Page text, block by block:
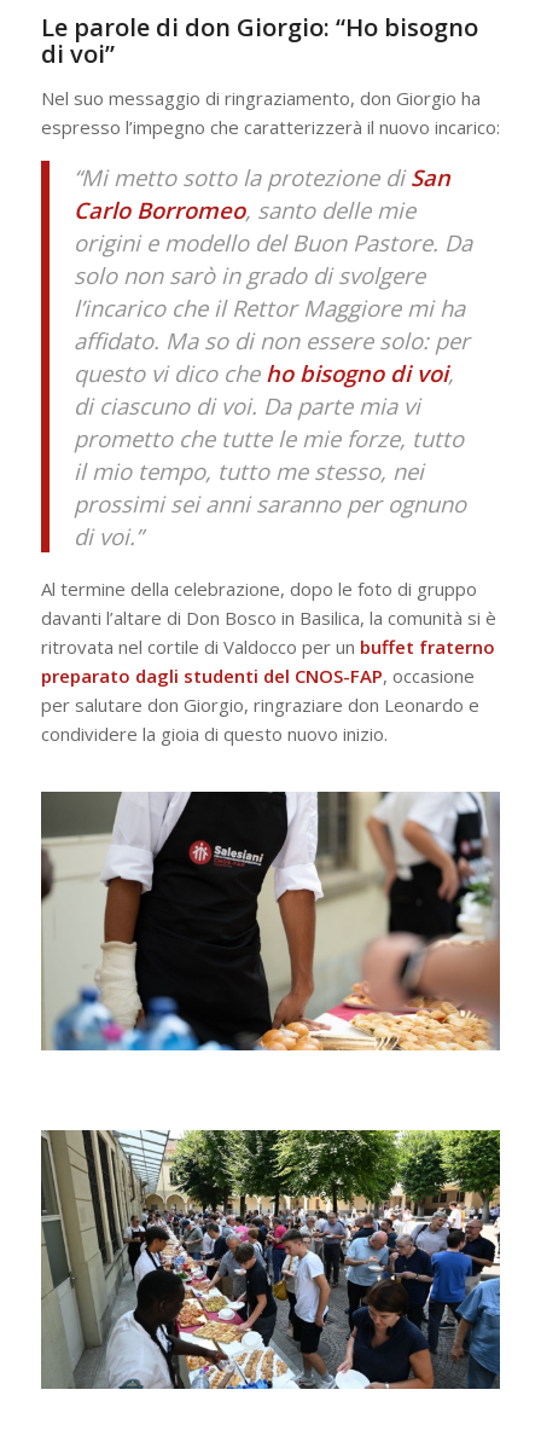
Le parole di don Giorgio: “Ho bisogno
di voi”
Nel suo messaggio di ringraziamento, don Giorgio ha
espresso l’impegno che caratterizzerà il nuovo incarico:
“Mi metto sotto la protezione diSan
Carlo Borromeo, santo delle mie
origini e modello del Buon Pastore. Da
solo non sarò in grado di svolgere
l’incarico che il Rettor Maggiore mi ha
affidato. Ma so di non essere solo: per
questo vi dico che ho bisogno di voi,
di ciascuno di voi. Da parte mia vi
prometto che tutte le mie forze, tutto
il mio tempo, tutto me stesso, nei
prossimi sei anni saranno per ognuno
di voi.”
Al termine della celebrazione, dopo le foto di gruppo
davanti l’altare di Don Bosco in Basilica, la comunità si è
ritrovata nel cortile di Valdocco per un buffet fraterno
preparato dagli studenti del CNOS-FAP, occasione
per salutare don Giorgio, ringraziare don Leonardo e
condividere la gioia di questo nuovo inizio.